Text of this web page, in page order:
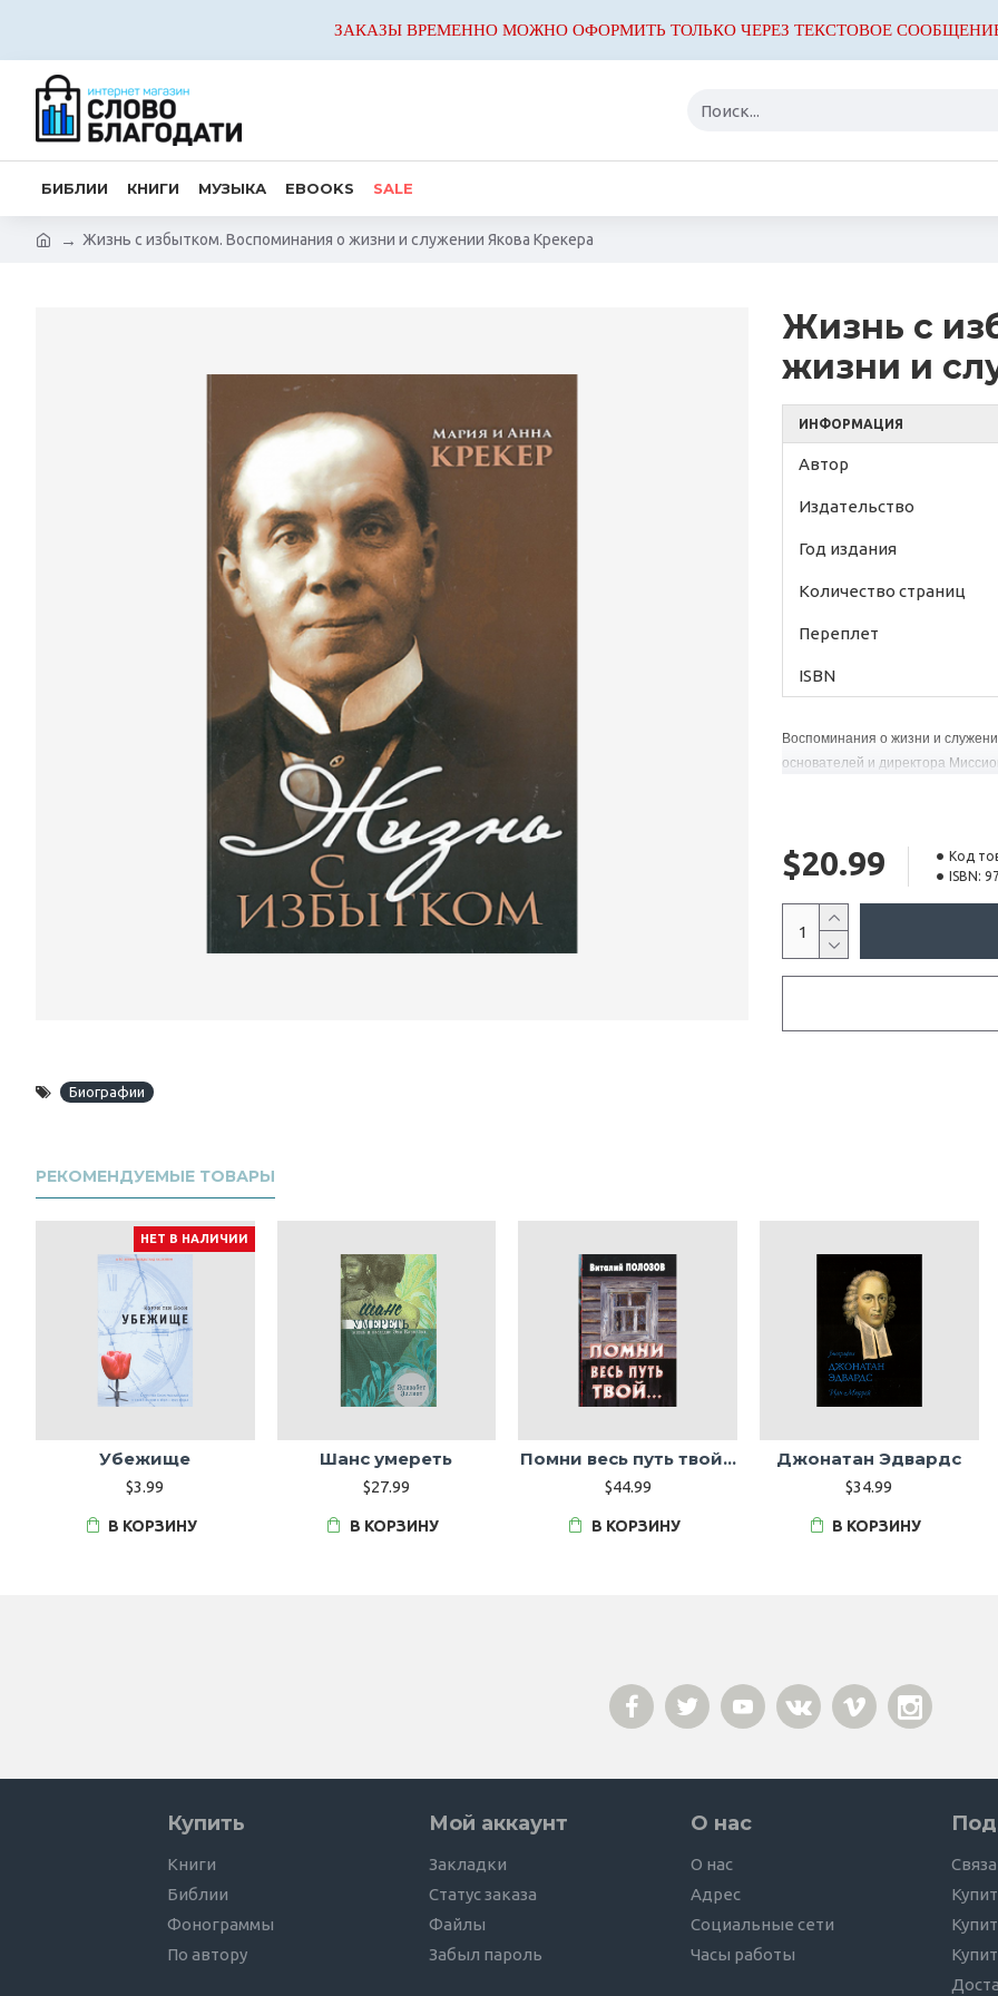
ЗАКАЗЫ ВРЕМЕННО МОЖНО ОФОРМИТЬ ТОЛЬКО ЧЕРЕЗ ТЕКСТОВОЕ
БИБЛИИ КНИГИ МУЗЫКА EBOOKS SALE
Жизнь с избытком. Воспоминания о жизни и служении Якова Крекера
Жизнь с
жизни и
ИНФОРМАЦИЯ
Автор
Издательство
Год издания
Количество страниц
Переплет
ISBN
Воспоминания о жизни и
основателей и директора
$20.99 Код
ISBN:
Биографии
РЕКОМЕНДУЕМЫЕ ТОВАРЫ
НЕТ В НАЛИЧИИ
Убежище
$3.99
В КОРЗИНУ
Шанс умереть
$27.99
В КОРЗИНУ
Помни весь путь твой...
$44.99
В КОРЗИНУ
Джонатан Эдвардс
$34.99
В КОРЗИНУ
Купить
Книги
Библии
Фонограммы
По автору
Мой аккаунт
Закладки
Статус заказа
Файлы
Забыл пароль
О нас
О нас
Адрес
Социальные сети
Часы работы